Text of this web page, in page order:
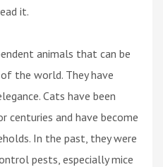
it.
animals that can be
the world. They have
Cats have been
centuries and have become
In the past, they were
pests, especially mice